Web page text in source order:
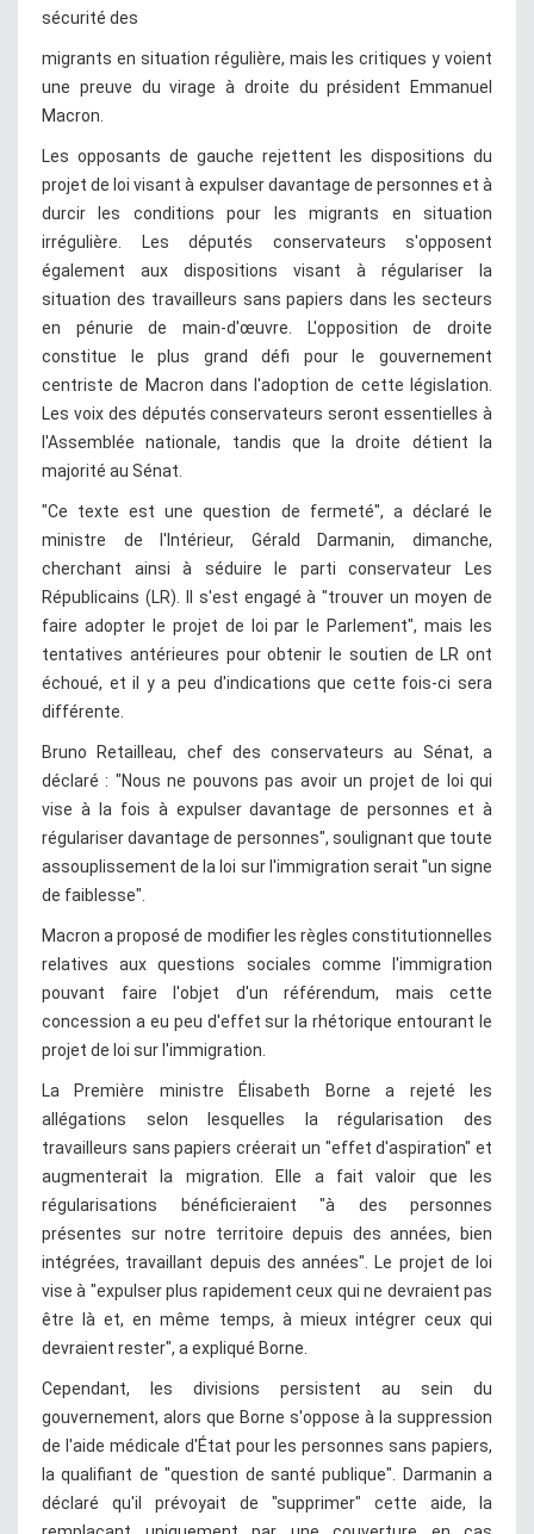
sécurité des
migrants en situation régulière, mais les critiques y voient
une preuve du virage à droite du président Emmanuel
Macron.
Les opposants de gauche rejettent les dispositions du
projet de loi visant à expulser davantage de personnes et à
durcir les conditions pour les migrants en situation
irrégulière. Les députés conservateurs s'opposent
également aux dispositions visant à régulariser la
situation des travailleurs sans papiers dans les secteurs
en pénurie de main-d'œuvre. L'opposition de droite
constitue le plus grand défi pour le gouvernement
centriste de Macron dans l'adoption de cette législation.
Les voix des députés conservateurs seront essentielles à
l'Assemblée nationale, tandis que la droite détient la
majorité au Sénat.
"Ce texte est une question de fermeté", a déclaré le
ministre de l'Intérieur, Gérald Darmanin, dimanche,
cherchant ainsi à séduire le parti conservateur Les
Républicains (LR). Il s'est engagé à "trouver un moyen de
faire adopter le projet de loi par le Parlement", mais les
tentatives antérieures pour obtenir le soutien de LR ont
échoué, et il y a peu d'indications que cette fois-ci sera
différente.
Bruno Retailleau, chef des conservateurs au Sénat, a
déclaré : "Nous ne pouvons pas avoir un projet de loi qui
vise à la fois à expulser davantage de personnes et à
régulariser davantage de personnes", soulignant que toute
assouplissement de la loi sur l'immigration serait "un signe
de faiblesse".
Macron a proposé de modifier les règles constitutionnelles
relatives aux questions sociales comme l'immigration
pouvant faire l'objet d'un référendum, mais cette
concession a eu peu d'effet sur la rhétorique entourant le
projet de loi sur l'immigration.
La Première ministre Élisabeth Borne a rejeté les
allégations selon lesquelles la régularisation des
travailleurs sans papiers créerait un "effet d'aspiration" et
augmenterait la migration. Elle a fait valoir que les
régularisations bénéficieraient "à des personnes
présentes sur notre territoire depuis des années, bien
intégrées, travaillant depuis des années". Le projet de loi
vise à "expulser plus rapidement ceux qui ne devraient pas
être là et, en même temps, à mieux intégrer ceux qui
devraient rester", a expliqué Borne.
Cependant, les divisions persistent au sein du
gouvernement, alors que Borne s'oppose à la suppression
de l'aide médicale d'État pour les personnes sans papiers,
la qualifiant de "question de santé publique". Darmanin a
déclaré qu'il prévoyait de "supprimer" cette aide, la